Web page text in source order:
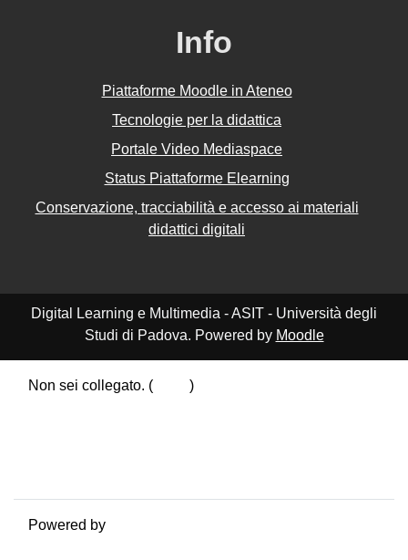
Info
Piattaforme Moodle in Ateneo
Tecnologie per la didattica
Portale Video Mediaspace
Status Piattaforme Elearning
Conservazione, tracciabilità e accesso ai materiali
didattici digitali
Digital Learning e Multimedia - ASIT - Università degli
Studi di Padova. Powered by Moodle
Non sei collegato. (
)
Powered by